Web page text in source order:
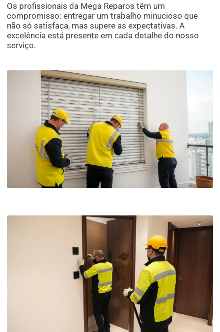
Os profissionais da Mega Reparos têm um
compromisso: entregar um trabalho minucioso que
não só satisfaça, mas supere as expectativas. A
excelência está presente em cada detalhe do nosso
serviço.